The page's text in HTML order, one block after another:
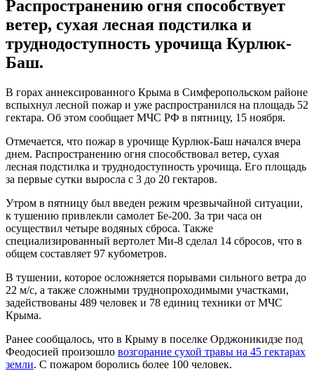
Распространению огня способствует
ветер, сухая лесная подстилка и
труднодоступность урочища Курлюк-
Баш.
В горах аннексированного Крыма в Симферопольском районе
вспыхнул лесной пожар и уже распространился на площадь 52
гектара. Об этом сообщает МЧС РФ в пятницу, 15 ноября.
Отмечается, что пожар в урочище Курлюк-Баш начался вчера
днем. Распространению огня способствовал ветер, сухая
лесная подстилка и труднодоступность урочища. Его площадь
за первые сутки выросла с 3 до 20 гектаров.
Утром в пятницу был введен режим чрезвычайной ситуации,
к тушению привлекли самолет Бе-200. За три часа он
осуществил четыре водяных сброса. Также
специализированный вертолет Ми-8 сделал 14 сбросов, что в
общем составляет 97 кубометров.
В тушении, которое осложняется порывами сильного ветра до
22 м/с, а также сложными труднопроходимыми участками,
задействованы 489 человек и 78 единиц техники от МЧС
Крыма.
Ранее сообщалось, что в Крыму в поселке Орджоникидзе под
Феодосией произошло возгорание сухой травы на 45 гектарах
земли. С пожаром боролись более 100 человек.